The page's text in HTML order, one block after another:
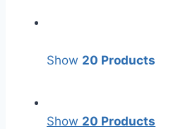
Show 20 Products
Show 20 Products